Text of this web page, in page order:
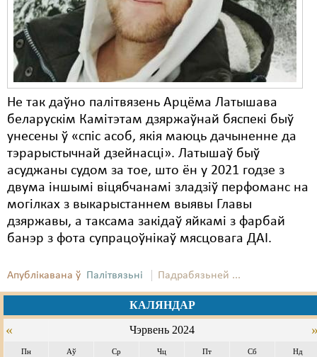
Не так даўно палітвязень Арцёма Латышава
беларускім Камітэтам дзяржаўнай бяспекі быў
унесены ў «спіс асоб, якія маюць дачыненне да
тэрарыстычнай дзейнасці». Латышаў быў
асуджаны судом за тое, што ён у 2021 годзе з
двума іншымі віцябчанамі зладзіў перфоманс на
могілках з выкарыстаннем выявы Главы
дзяржавы, а таксама закідаў яйкамі з фарбай
банэр з фота супрацоўнікаў мясцовага ДАІ.
Апублікавана ў Палітвязьні Падрабязьней ...
КАЛЯНДАР
« Чэрвень 2024
Пн Аў Ср Чц Пт Сб Нд
Сьмяротнае пакараньне
Экалёгія
Правы працоўных